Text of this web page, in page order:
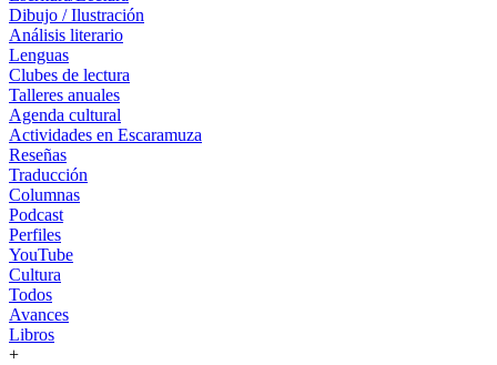
Dibujo / Ilustración
Análisis literario
Lenguas
Clubes de lectura
Talleres anuales
Agenda cultural
Actividades en Escaramuza
Reseñas
Traducción
Columnas
Podcast
Perfiles
YouTube
Cultura
Todos
Avances
Libros
+